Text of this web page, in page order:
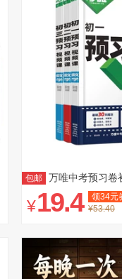
包邮 万唯中考预习卷
¥19.4 领34元
¥53.40